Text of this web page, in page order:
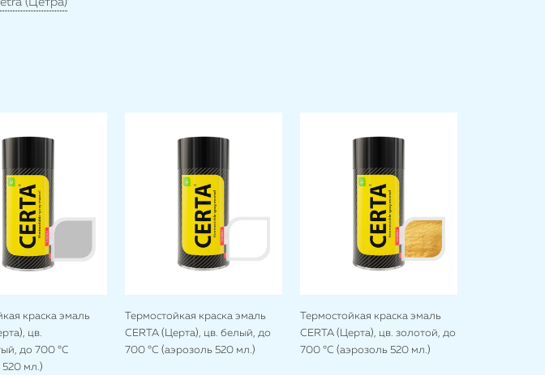
краска эмаль
цв.
до 700 °C
520 мл.)
Термостойкая краска эмаль
CERTA (Церта), цв. белый, до
700 °C (аэрозоль 520 мл.)
Термостойкая краска эмаль
CERTA (Церта), цв. золотой, до
700 °C (аэрозоль 520 мл.)